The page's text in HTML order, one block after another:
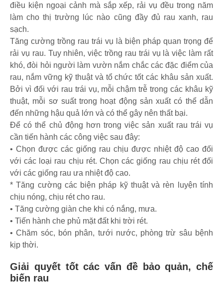
điều kiện ngoại cảnh mà sắp xếp, rải vụ đều trong năm
làm cho thị trường lúc nào cũng đầy đủ rau xanh, rau
sạch.
Tăng cường trồng rau trái vụ là biện pháp quan trọng để
rải vụ rau. Tuy nhiên, việc trồng rau trái vụ là việc làm rất
khó, đòi hỏi người làm vườn nắm chắc các đặc điểm của
rau, nắm vững kỹ thuật và tổ chức tốt các khâu sản xuất.
Bởi vì đối với rau trái vụ, mỗi chậm trễ trong các khâu kỹ
thuật, mỗi sơ suất trong hoạt động sản xuất có thể dẫn
đến những hậu quả lớn và có thể gây nên thất bại.
Để có thể chủ động hơn trong việc sản xuất rau trái vụ
cần tiến hành các công việc sau đây:
• Chọn được các giống rau chịu được nhiệt độ cao đối
với các loại rau chịu rét. Chọn các giống rau chịu rét đối
với các giống rau ưa nhiệt độ cao.
* Tăng cường các biện pháp kỹ thuật và rèn luyện tính
chịu nóng, chịu rét cho rau.
• Tăng cường giàn che khi có nắng, mưa.
• Tiến hành che phủ mặt đất khi trời rét.
• Chăm sóc, bón phân, tưới nước, phòng trừ sâu bệnh
kịp thời.
Giải quyết tốt các vấn đề bảo quản, chế
biến rau